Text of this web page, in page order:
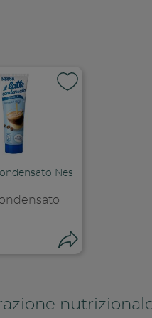
Nestlé